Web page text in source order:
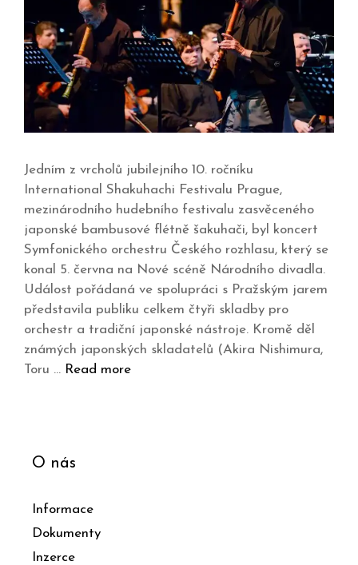
Jedním z vrcholů jubilejního 10. ročníku
International Shakuhachi Festivalu Prague,
mezinárodního hudebního festivalu zasvěceného
japonské bambusové flétně šakuhači, byl koncert
Symfonického orchestru Českého rozhlasu, který se
konal 5. června na Nové scéně Národního divadla.
Událost pořádaná ve spolupráci s Pražským jarem
představila publiku celkem čtyři skladby pro
orchestr a tradiční japonské nástroje. Kromě děl
známých japonských skladatelů (Akira Nishimura,
Toru … Read more
O nás
Informace
Dokumenty
Inzerce